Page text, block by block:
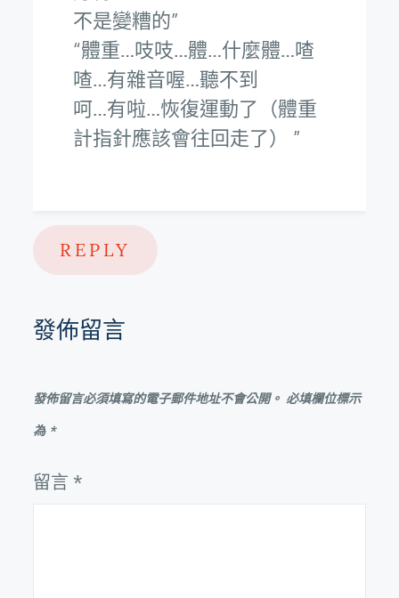
不是變糟的
體重…吱吱…體…什麼體…喳
喳…有雜音喔…聽不到
呵…有啦…恢復運動了（體重
計指針應該會往回走了）
REPLY
發佈留言
發佈留言必須填寫的電子郵件地址不會公開。 必填欄位標示
為 *
留言 *